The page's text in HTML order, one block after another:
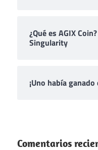
¿Qué es AGIX
Singularity
¡Uno había
Comentarios